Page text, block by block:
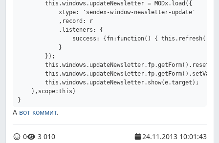
        this.windows.updateNewsletter = MODx.load({
            xtype: 'sendex-window-newsletter-update'
            ,record: r
            ,listeners: {
success: {fn:function() { this.refresh();
            }
        });
        this.windows.updateNewsletter.fp.getForm().reset();
        this.windows.updateNewsletter.show(e.target);
    },scope:this}
А вот коммит.
0 3 010 24.11.2013 10:01:43